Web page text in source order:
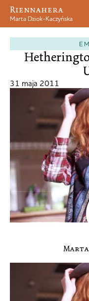
Riennahera
Marta Dziok-Kaczyńska
31 maja 2011
Marta